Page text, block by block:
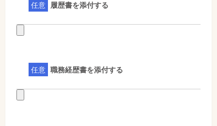
任意 履歴書を添付する
任意 職務経歴書を添付する